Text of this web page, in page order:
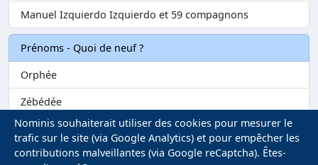
Manuel Izquierdo Izquierdo et 59 compagnons
Prénoms - Quoi de neuf ?
Orphée
Zébédée
Melvil
Matilin
Nominis souhaiterait utiliser des cookies pour mesurer le
trafic sur le site (via Google Analytics) et pour empêcher les
contributions malveillantes (via Google reCaptcha). Êtes-